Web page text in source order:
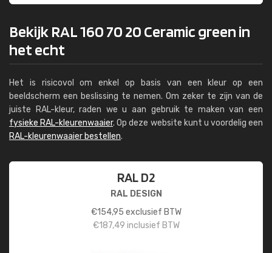
Bekijk RAL 160 70 20 Ceramic green in
het echt
Het is risicovol om enkel op basis van een kleur op een
beeldscherm een beslissing te nemen. Om zeker te zijn van de
juiste RAL-kleur, raden we u aan gebruik te maken van een
fysieke RAL-kleurenwaaier. Op deze website kunt u voordelig een
RAL-kleurenwaaier bestellen.
RAL D2
RAL DESIGN
€154,95 exclusief BTW
€187,49 inclusief BTW